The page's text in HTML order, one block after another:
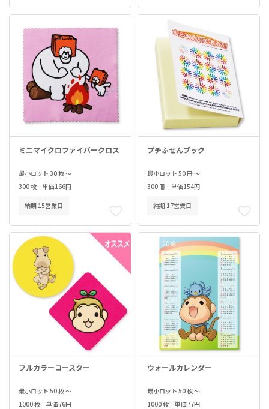
ミニマイクロファイバークロス
最小ロット 30 枚 ～
300 枚 単価166円
納期 15営業日
プチふせんブック
最小ロット 50 冊 ～
300 冊 単価154円
納期 17営業日
フルカラーコースター
最小ロット 50 枚 ～
1000 枚 単価76円
ウォールカレンダー
最小ロット 50 枚 ～
1000 枚 単価77円